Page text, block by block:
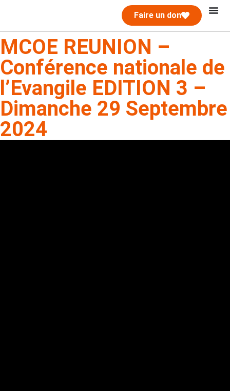
Faire un don
MCOE REUNION –
Conférence nationale de
l’Evangile EDITION 3 –
Dimanche 29 Septembre
2024